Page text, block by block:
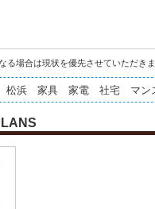
場合は現状を優先させていただきま
松浜 家具 家電 社宅 マン